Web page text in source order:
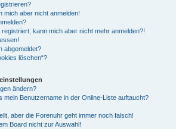
mich aber nicht anmelden!
kann mich aber nicht mehr anmelden?!
abgemeldet?
löschen“?
ändern?
mein Benutzername in der Online-Liste auftaucht?
aber die Forenuhr geht immer noch falsch!
Board nicht zur Auswahl!